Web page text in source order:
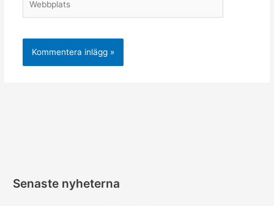
Senaste nyheterna